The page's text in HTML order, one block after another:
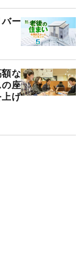
ー
な
座
げ